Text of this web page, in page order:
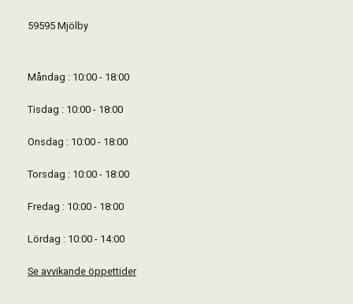
59595 Mjölby
Måndag : 10:00 - 18:00
Tisdag : 10:00 - 18:00
Onsdag : 10:00 - 18:00
Torsdag : 10:00 - 18:00
Fredag : 10:00 - 18:00
Lördag : 10:00 - 14:00
Se avvikande öppettider